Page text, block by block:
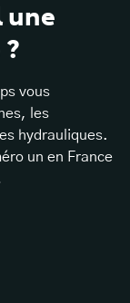
une
vous
les
hydrauliques.
un en France